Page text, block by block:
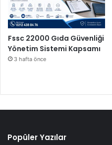
a
s
a
r
r
u
Fssc 22000 Gıda Güvenliği
Yönetim Sistemi Kapsamı
3 hafta önce
Popüler Yazılar